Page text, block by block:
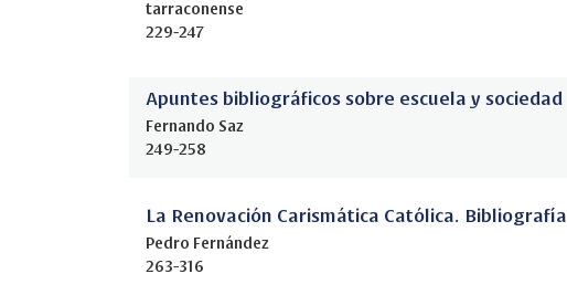
tarraconense
229-247
Apuntes bibliográficos sobre escuela y sociedad
Fernando Saz
249-258
La Renovación Carismática Católica. Bibliografía
Pedro Fernández
263-316